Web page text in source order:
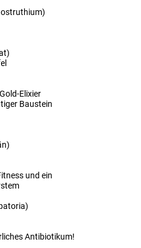
Elixier
Baustein
und ein
Antibiotikum!